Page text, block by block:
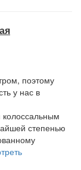
поэтому
у нас в
колоссальным
степенью